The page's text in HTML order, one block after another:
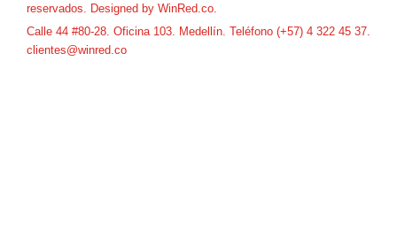
reservados. Designed by WinRed.co
Calle 44 #80-28. Oficina 103. Medellín. Teléfono (+57) 4 322 45 37.
clientes@winred.co